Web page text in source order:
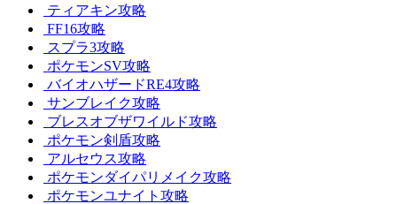
ティアキン攻略
FF16攻略
スプラ3攻略
ポケモンSV攻略
バイオハザードRE4攻略
サンブレイク攻略
ブレスオブザワイルド攻略
ポケモン剣盾攻略
アルセウス攻略
ポケモンダイパリメイク攻略
ポケモンユナイト攻略